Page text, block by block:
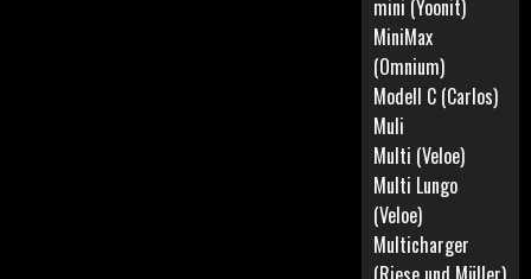
mini (Yoonit)
MiniMax
(Omnium)
Modell C (Carlos)
Muli
Multi (Veloe)
Multi Lungo
(Veloe)
Multicharger